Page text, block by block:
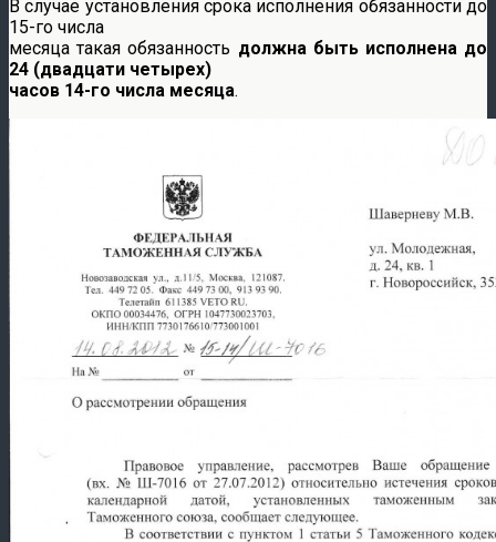
В случае установления срока исполнения обязанности до
15-го числа
месяца такая обязанность должна быть исполнена до
24 (двадцати четырех)
часов 14-го числа месяца.